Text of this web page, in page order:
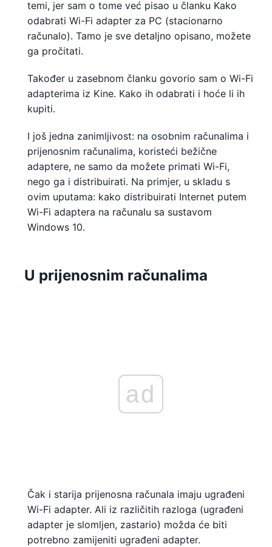
temi, jer sam o tome već pisao u članku Kako
odabrati Wi-Fi adapter za PC (stacionarno
računalo). Tamo je sve detaljno opisano, možete
ga pročitati.
Također u zasebnom članku govorio sam o Wi-Fi
adapterima iz Kine. Kako ih odabrati i hoće li ih
kupiti.
I još jedna zanimljivost: na osobnim računalima i
prijenosnim računalima, koristeći bežične
adaptere, ne samo da možete primati Wi-Fi,
nego ga i distribuirati. Na primjer, u skladu s
ovim uputama: kako distribuirati Internet putem
Wi-Fi adaptera na računalu sa sustavom
Windows 10.
U prijenosnim računalima
ad
Čak i starija prijenosna računala imaju ugrađeni
Wi-Fi adapter. Ali iz različitih razloga (ugrađeni
adapter je slomljen, zastario) možda će biti
potrebno zamijeniti ugrađeni adapter.